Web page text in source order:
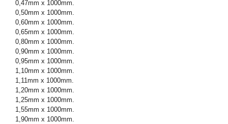
0,47mm x 1000mm.
0,50mm x 1000mm.
0,60mm x 1000mm.
0,65mm x 1000mm.
0,80mm x 1000mm.
0,90mm x 1000mm.
0,95mm x 1000mm.
1,10mm x 1000mm.
1,11mm x 1000mm.
1,20mm x 1000mm.
1,25mm x 1000mm.
1,55mm x 1000mm.
1,90mm x 1000mm.